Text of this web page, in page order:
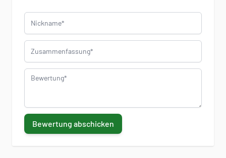
Nickname
Zusammenfassung
Bewertung
Bewertung abschicken